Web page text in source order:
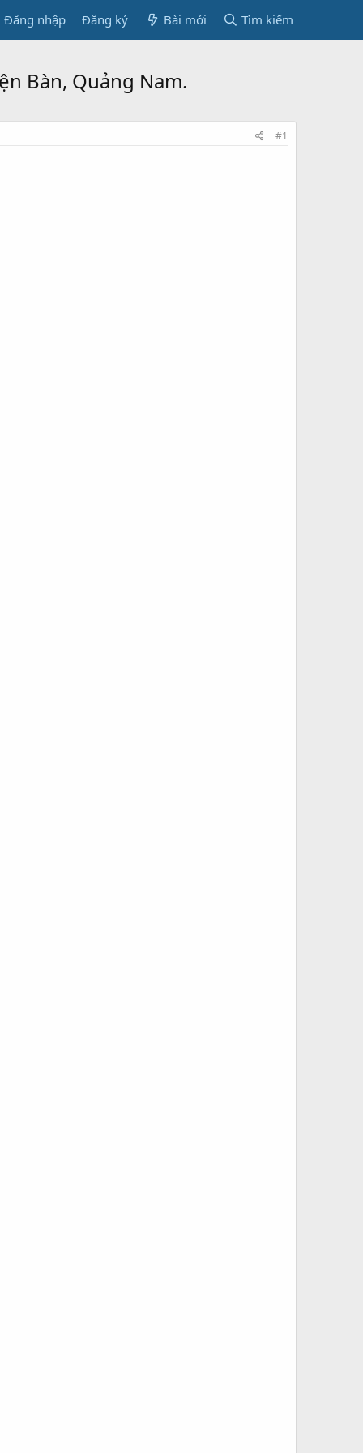
Đăng nhập Đăng ký Bài mới Tìm kiếm
Bàn, Quảng Nam.
#1